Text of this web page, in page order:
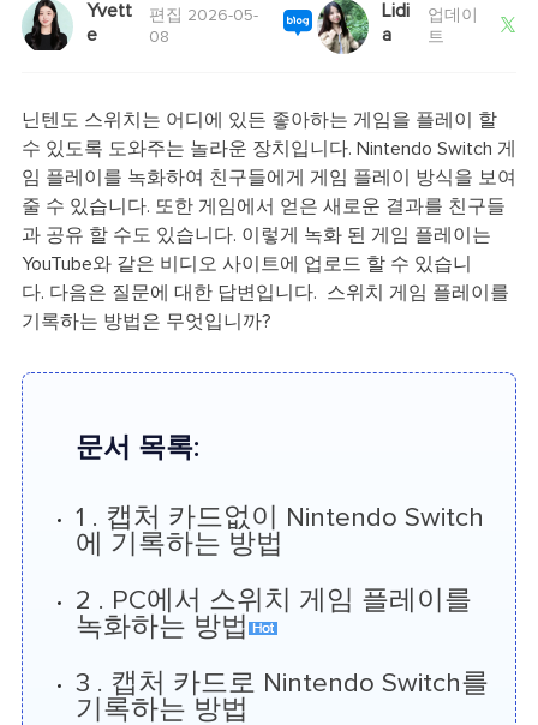
Yvett
e
편집 2026-05-
08
Lidi
a
업데이
트

닌텐도 스위치는 어디에 있든 좋아하는 게임을 플레이 할
수 있도록 도와주는 놀라운 장치입니다. Nintendo Switch 게
임 플레이를 녹화하여 친구들에게 게임 플레이 방식을 보여
줄 수 있습니다. 또한 게임에서 얻은 새로운 결과를 친구들
과 공유 할 수도 있습니다. 이렇게 녹화 된 게임 플레이는
YouTube와 같은 비디오 사이트에 업로드 할 수 있습니
다. 다음은 질문에 대한 답변입니다. 스위치 게임 플레이를
기록하는 방법은 무엇입니까?
문서 목록:
1 . 캡처 카드없이 Nintendo Switch
에 기록하는 방법
2 . PC에서 스위치 게임 플레이를
녹화하는 방법
3 . 캡처 카드로 Nintendo Switch를
기록하는 방법